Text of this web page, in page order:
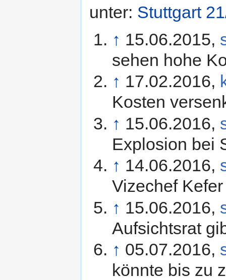
unter: Stuttgart
↑ 15.06.2015,
sehen hohe
↑ 17.02.2016,
Kosten
↑ 15.06.2016,
Explosion bei
↑ 14.06.2016,
Vizechef
↑ 15.06.2016,
Aufsichtsrat
↑ 05.07.2016,
könnte bis zu